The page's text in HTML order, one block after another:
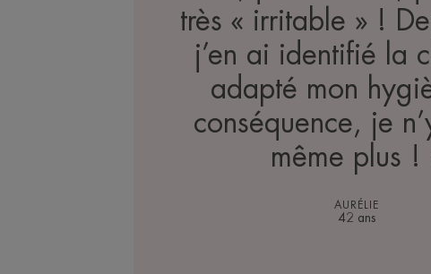
très « irritable » !
j’en ai identifié la
adapté mon
conséquence, je
même plus !
AURÉLIE
42 ans